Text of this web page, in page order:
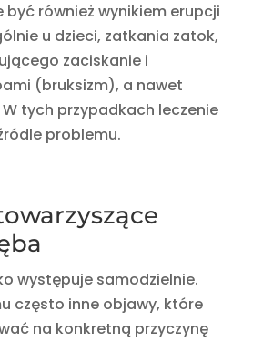
być również wynikiem erupcji
u dzieci, zatkania zatok,
zaciskanie i
(bruksizm), a nawet
tych przypadkach leczenie
problemu.
występuje samodzielnie.
często inne objawy, które
na konkretną przyczynę